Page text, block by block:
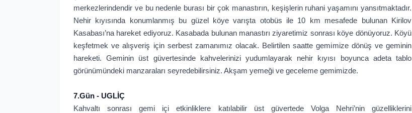
merkezlerindendir ve bu nedenle burası bir çok manastırın, keşişlerin ruhani yaşamını yansıtmaktadır.
Nehir kıyısında konumlanmış bu güzel köye varışta otobüs ile 10 km mesafede bulunan Kirilov
Kasabası’na hareket ediyoruz. Kasabada bulunan manastırı ziyaretimiz sonrası köye dönüyoruz. Köyü
keşfetmek ve alışveriş için serbest zamanımız olacak. Belirtilen saatte gemimize dönüş ve geminin
hareketi. Geminin üst güvertesinde kahvelerinizi yudumlayarak nehir kıyısı boyunca adeta tablo
görünümündeki manzaraları seyredebilirsiniz. Akşam yemeği ve geceleme gemimizde.
7.Gün - UGLİÇ
Kahvaltı sonrası gemi içi etkinliklere katılabilir üst güvertede Volga Nehri’nin güzelliklerini